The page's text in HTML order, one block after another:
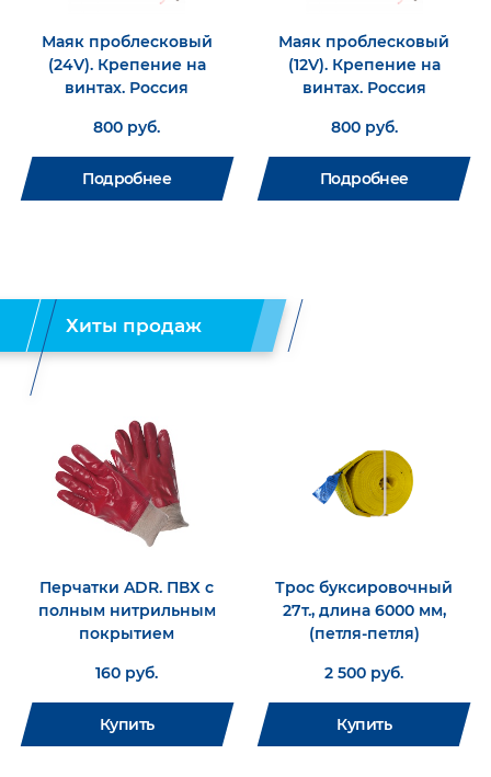
Маяк проблесковый
(24V). Крепение на
винтах. Россия
800 руб.
Подробнее
Маяк проблесковый
(12V). Крепение на
винтах. Россия
800 руб.
Подробнее
Хиты продаж
Перчатки ADR. ПВХ с
полным нитрильным
покрытием
160 руб.
Купить
Трос буксировочный
27т., длина 6000 мм,
(петля-петля)
2 500 руб.
Купить